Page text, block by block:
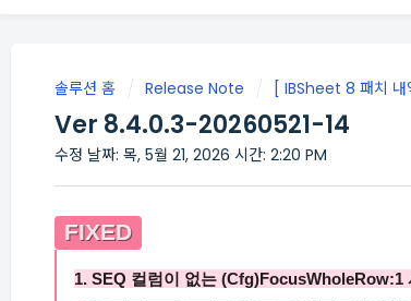
솔루션 홈 Release Note [ IBSheet 8 패치 내
Ver 8.4.0.3-20260521-14
수정 날짜: 목, 5월 21, 2026 시간: 2:20 PM
FIXED
1. SEQ 컬럼이 없는 (Cfg)FocusWholeRow:1